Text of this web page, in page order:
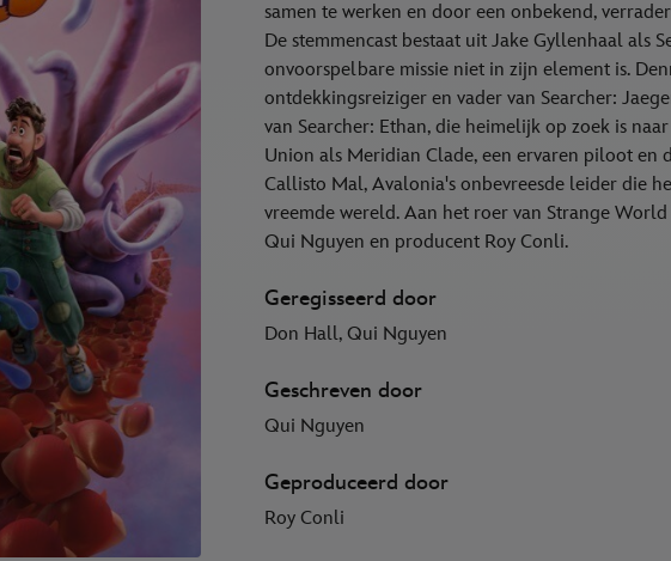
samen te werken en door een onbekend,
De stemmencast bestaat uit Jake Gyllenhaal als
onvoorspelbare missie niet in zijn element is.
ontdekkingsreiziger en vader van Searcher:
van Searcher: Ethan, die heimelijk op zoek is
Union als Meridian Clade, een ervaren piloot en
Callisto Mal, Avalonia's onbevreesde leider die
vreemde wereld. Aan het roer van Strange
Qui Nguyen en producent Roy Conli.
Geregisseerd door
Don Hall, Qui Nguyen
Geschreven door
Qui Nguyen
Geproduceerd door
Roy Conli